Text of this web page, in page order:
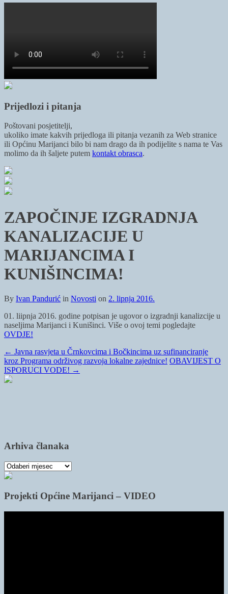
Prijedlozi i pitanja
Poštovani posjetitelji,
ukoliko imate kakvih prijedloga ili pitanja vezanih za Web stranice
ili Općinu Marijanci bilo bi nam drago da ih podijelite s nama te Vas
molimo da ih šaljete putem kontakt obrasca.
ZAPOČINJE IZGRADNJA
KANALIZACIJE U
MARIJANCIMA I
KUNIŠINCIMA!
By Ivan Pandurić in Novosti on 2. lipnja 2016.
01. liipnja 2016. godine potpisan je ugovor o izgradnji kanalizcije u
naseljima Marijanci i Kunišinci. Više o ovoj temi pogledajte
OVDJE!
← Javna rasvjeta u Črnkovcima i Bočkincima uz sufinanciranje
kroz Programa održivog razvoja lokalne zajednice! OBAVIJEST O
ISPORUCI VODE! →
Arhiva članaka
Arhiva
članaka
Projekti Općine Marijanci – VIDEO